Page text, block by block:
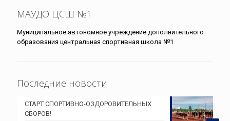
МАУДО ЦСШ №1
Муниципальное автономное учреждение дополнительного
образования центральная спортивная школа №1
Последние новости
СТАРТ СПОРТИВНО-ОЗДОРОВИТЕЛЬНЫХ
СБОРОВ!